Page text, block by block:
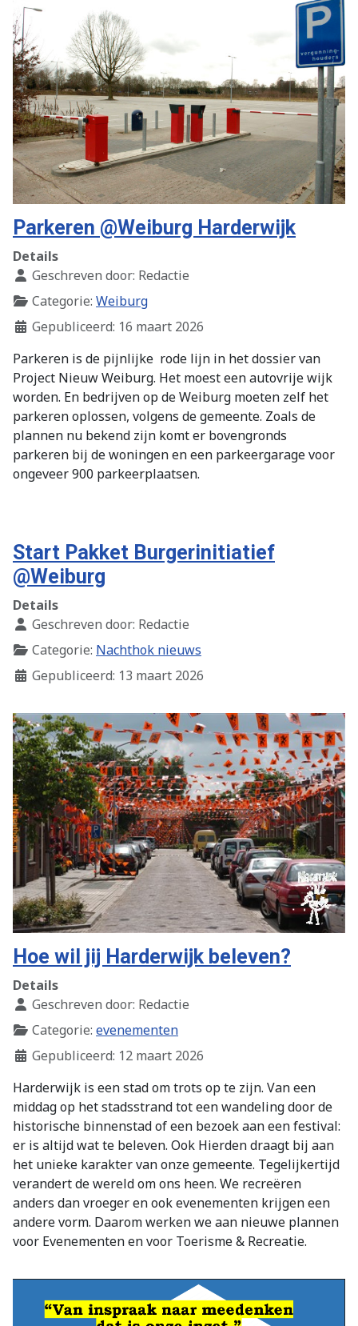
Parkeren @Weiburg Harderwijk
Details
Geschreven door: Redactie
Categorie: Weiburg
Gepubliceerd: 16 maart 2026
Parkeren is de pijnlijke rode lijn in het dossier van
Project Nieuw Weiburg. Het moest een autovrije wijk
worden. En bedrijven op de Weiburg moeten zelf het
parkeren oplossen, volgens de gemeente. Zoals de
plannen nu bekend zijn komt er bovengronds
parkeren bij de woningen en een parkeergarage voor
ongeveer 900 parkeerplaatsen.
Start Pakket Burgerinitiatief
@Weiburg
Details
Geschreven door: Redactie
Categorie: Nachthok nieuws
Gepubliceerd: 13 maart 2026
Hoe wil jij Harderwijk beleven?
Details
Geschreven door: Redactie
Categorie: evenementen
Gepubliceerd: 12 maart 2026
Harderwijk is een stad om trots op te zijn. Van een
middag op het stadsstrand tot een wandeling door de
historische binnenstad of een bezoek aan een festival:
er is altijd wat te beleven. Ook Hierden draagt bij aan
het unieke karakter van onze gemeente. Tegelijkertijd
verandert de wereld om ons heen. We recreëren
anders dan vroeger en ook evenementen krijgen een
andere vorm. Daarom werken we aan nieuwe plannen
voor Evenementen en voor Toerisme & Recreatie.